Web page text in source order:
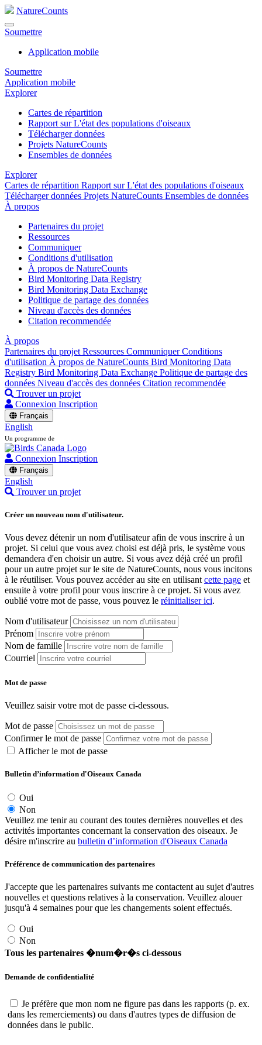
NatureCounts
Soumettre
Application mobile
Soumettre
Application mobile
Explorer
Cartes de répartition
Rapport sur L'état des populations d'oiseaux
Télécharger données
Projets NatureCounts
Ensembles de données
Explorer
Cartes de répartition Rapport sur L'état des populations d'oiseaux
Télécharger données Projets NatureCounts Ensembles de données
À propos
Partenaires du projet
Ressources
Communiquer
Conditions d'utilisation
À propos de NatureCounts
Bird Monitoring Data Registry
Bird Monitoring Data Exchange
Politique de partage des données
Niveau d'accès des données
Citation recommendée
À propos
Partenaires du projet Ressources CommuniquerConditions
d'utilisation À propos de NatureCounts Bird Monitoring Data
Registry Bird Monitoring Data Exchange Politique de partage des
données Niveau d'accès des données Citation recommendée
Trouver un projet
Connexion Inscription
Français
English
Un programme de
Connexion Inscription
Français
English
Trouver un projet
Créer un nouveau nom d'utilisateur.
Vous devez détenir un nom d'utilisateur afin de vous inscrire à un
projet. Si celui que vous avez choisi est déjà pris, le système vous
demandera d'en choisir un autre. Si vous avez déjà créé un profil
pour un autre projet sur le site de NatureCounts, nous vous incitons
à le réutiliser. Vous pouvez accéder au site en utilisant cette page et
ensuite à votre profil pour vous inscrire à ce projet. Si vous avez
oublié votre mot de passe, vous pouvez le réinitialiser ici.
Nom d'utilisateur
Prénom
Nom de famille
Courriel
Mot de passe
Veuillez saisir votre mot de passe ci-dessous.
Mot de passe
Confirmer le mot de passe
Afficher le mot de passe
Bulletin d’information d'Oiseaux Canada
Oui
Non
Veuillez me tenir au courant des toutes dernières nouvelles et des
activités importantes concernant la conservation des oiseaux. Je
désire m'inscrire au bulletin d’information d'Oiseaux Canada
Préférence de communication des partenaires
J'accepte que les partenaires suivants me contactent au sujet d'autres
nouvelles et questions relatives à la conservation. Veuillez alouer
jusqu'à 4 semaines pour que les changements soient effectués.
Oui
Non
Tous les partenaires �num�r�s ci-dessous
Demande de confidentialité
Je préfère que mon nom ne figure pas dans les rapports (p. ex.
dans les remerciements) ou dans d'autres types de diffusion de
données dans le public.